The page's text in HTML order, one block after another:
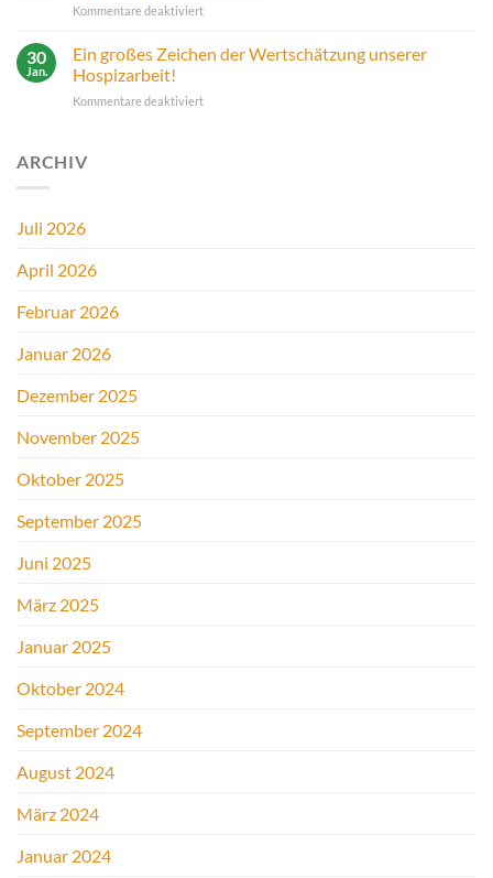
Kommentare deaktiviertfür
Tag
Kinder-
30
Jan.
Ein großes Zeichen der Wertschätzung unserer
Hospizarbeit!
Kommentare deaktiviertfür
ARCHIV
Juli 2026
April 2026
Februar 2026
Januar 2026
Dezember 2025
November 2025
Oktober 2025
September 2025
Juni 2025
März 2025
Januar 2025
Oktober 2024
September 2024
August 2024
März 2024
Januar 2024